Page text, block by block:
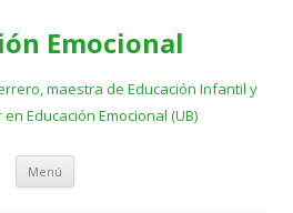
Emocional
maestra de Educación Infantil y
Educación Emocional (UB)
Menú Vés al contingut